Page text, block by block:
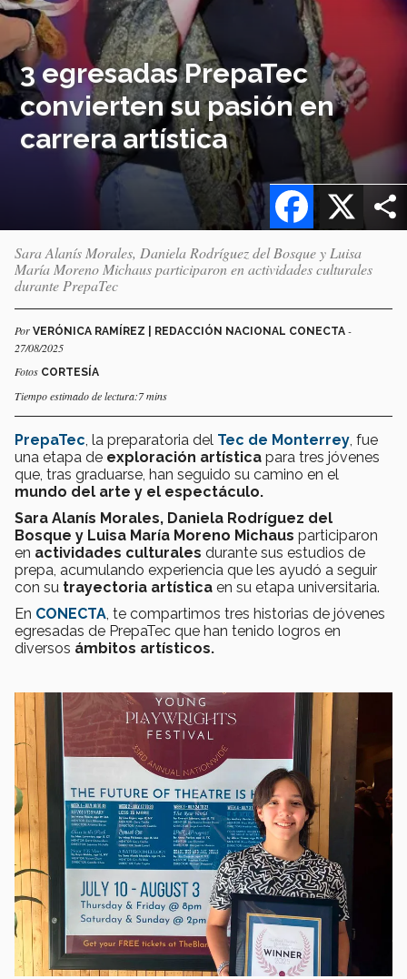
3 egresadas PrepaTec
convierten su pasión en
carrera artística
X
Facebook
Sara Alanís Morales, Daniela Rodríguez del Bosque y Luisa
María Moreno Michaus participaron en actividades culturales
durante PrepaTec
Por VERÓNICA RAMÍREZ | REDACCIÓN NACIONAL CONECTA -
27/08/2025
Fotos CORTESÍA
Tiempo estimado de lectura:7 mins
PrepaTec , la preparatoria del Tec de Monterrey , fue
una etapa de exploración artística para tres jóvenes
que, tras graduarse, han seguido su camino en el
mundo del arte y el espectáculo.
Sara Alanís Morales, Daniela Rodríguez del
Bosque y Luisa María Moreno Michaus participaron
en actividades culturales durante sus estudios de
prepa, acumulando experiencia que les ayudó a seguir
con su trayectoria artística en su etapa universitaria.
En CONECTA , te compartimos tres historias de jóvenes
egresadas de PrepaTec que han tenido logros en
diversos ámbitos artísticos.